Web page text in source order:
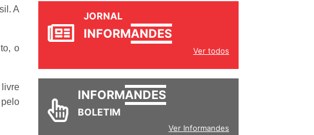
A
o
livre
JORNAL
INFORMANDES
Ver todos
INFORMANDES
BOLETIM
Ver Informandes